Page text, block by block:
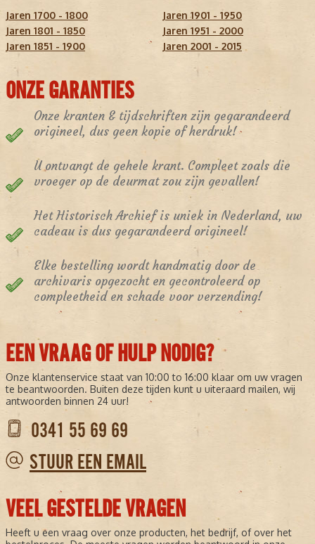
Jaren 1700 - 1800
Jaren 1801 - 1850
Jaren 1851 - 1900
Jaren 1901 - 1950
Jaren 1951 - 2000
Jaren 2001 - 2015
ONZE GARANTIES
Onze kranten & tijdschriften zijn gegarandeerd
origineel, dus geen kopie of herdruk!
U ontvangt de gehele krant. Compleet zoals die
vroeger op de deurmat zou zijn gevallen!
Het Historisch Archief is uniek in Nederland, uw
cadeau is dus gegarandeerd origineel!
Elke bestelling wordt handmatig door de
archivaris opgezocht en gecontroleerd op
compleetheid en schade voor verzending!
EEN VRAAG OF HULP NODIG?
Onze klantenservice staat van 10:00 to 16:00 klaar om uw vragen
te beantwoorden. Buiten deze tijden kunt u uiteraard mailen, wij
antwoorden binnen 24 uur!
0341 55 69 69
STUUR EEN EMAIL
VEEL GESTELDE VRAGEN
Heeft u een vraag over onze producten, het bedrijf, of over het